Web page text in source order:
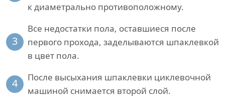
к диаметрально противоположному.
3
Все недостатки пола, оставшиеся после
первого прохода, заделываются шпаклевкой
в цвет пола.
4
После высыхания шпаклевки циклевочной
машиной снимается второй слой.